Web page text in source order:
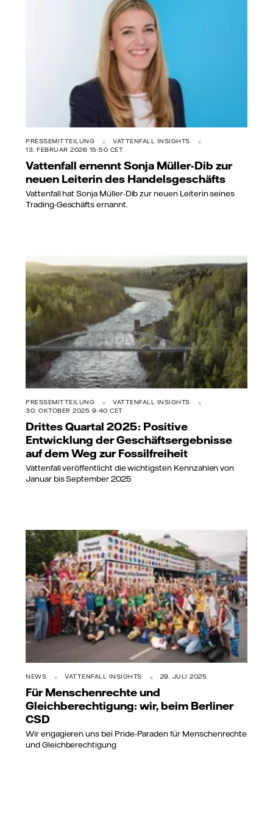
PRESSEMITTEILUNG
VATTENFALL INSIGHTS
13. FEBRUAR 2026 15:50 CET
Vattenfall ernennt Sonja Müller-Dib zur
neuen Leiterin des Handelsgeschäfts
Vattenfall hat Sonja Müller-Dib zur neuen Leiterin seines
Trading-Geschäfts ernannt.
PRESSEMITTEILUNG
VATTENFALL INSIGHTS
30. OKTOBER 2025 9:40 CET
Drittes Quartal 2025: Positive
Entwicklung der Geschäftsergebnisse
auf dem Weg zur Fossilfreiheit
Vattenfall veröffentlicht die wichtigsten Kennzahlen von
Januar bis September 2025
NEWS VATTENFALL INSIGHTS 29. JULI 2025
Für Menschenrechte und
Gleichberechtigung: wir, beim Berliner
CSD
Wir engagieren uns bei Pride-Paraden für Menschenrechte
und Gleichberechtigung